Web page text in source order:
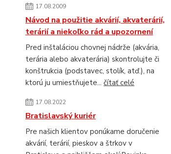
17.08.2009
Návod na použitie akvárií, akvaterárií,
terárií a niekoľko rád a upozornení
Pred inštaláciou chovnej nádrže (akvária,
terária alebo akvaterária) skontrolujte či
konštrukcia (podstavec, stolík, atď.), na
ktorú ju umiestňujete... čítať celé
17.08.2022
Bratislavský kuriér
Pre našich klientov ponúkame doručenie
akvárií, terárií, pieskov a štrkov v